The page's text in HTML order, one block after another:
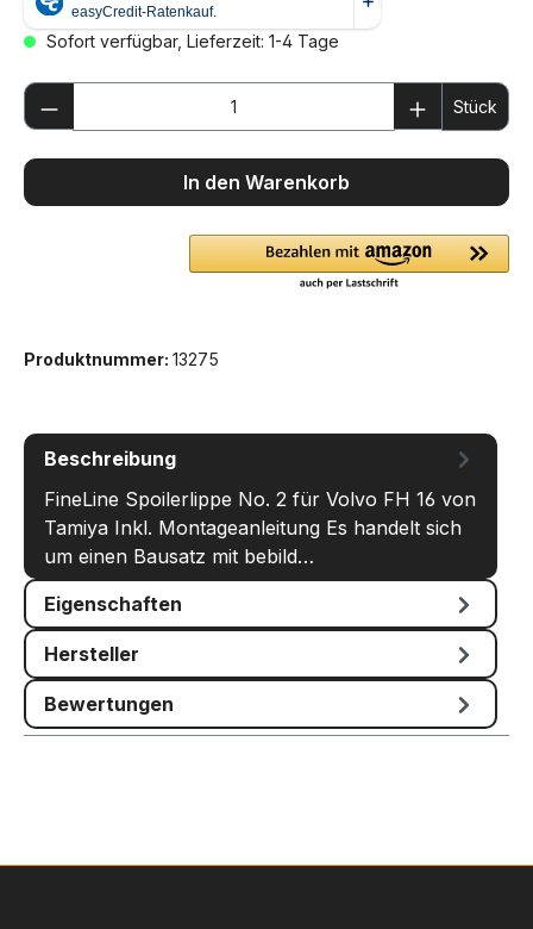
Sofort verfügbar, Lieferzeit: 1-4 Tage
Produkt Anzahl: Gib den gewünschten
Stück
In den Warenkorb
Produktnummer: 13275
Beschreibung
FineLine Spoilerlippe No. 2 für Volvo FH 16 von
Tamiya Inkl. Montageanleitung Es handelt sich
um einen Bausatz mit bebild…
Eigenschaften
Hersteller
Bewertungen